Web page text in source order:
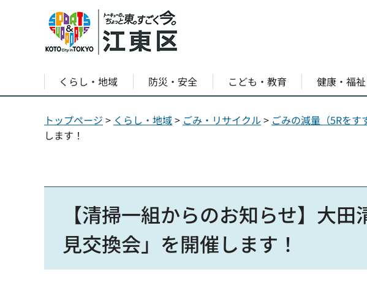
くらし・地域 防災・安全 こども・教育 健康・福祉
トップページ > くらし・地域> ごみ・リサイクル > ごみの減量（5Rをす
します！
【清掃一組からのお知らせ】大
見交換会」を開催します！